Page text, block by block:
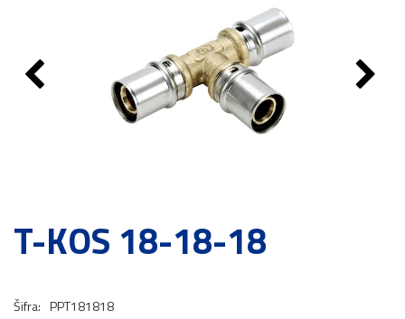
T-KOS 18-18-18
Šifra: PPT181818